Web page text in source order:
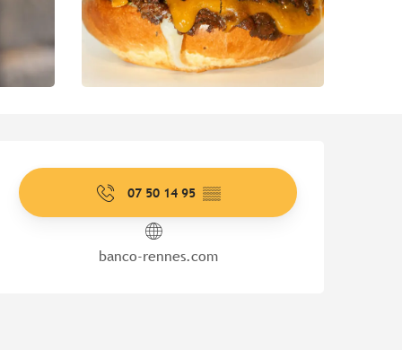
Öffnungszeiten &
07 50 14 95 ▒▒
banco-rennes.com